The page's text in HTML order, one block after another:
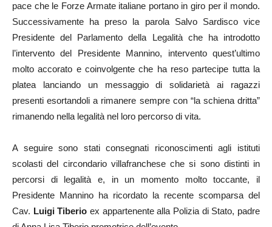
pace che le Forze Armate italiane portano in giro per il mondo.
Successivamente ha preso la parola Salvo Sardisco vice
Presidente del Parlamento della Legalità che ha introdotto
l’intervento del Presidente Mannino, intervento quest’ultimo
molto accorato e coinvolgente che ha reso partecipe tutta la
platea lanciando un messaggio di solidarietà ai ragazzi
presenti esortandoli a rimanere sempre con “la schiena dritta”
rimanendo nella legalità nel loro percorso di vita.
A seguire sono stati consegnati riconoscimenti agli istituti
scolasti del circondario villafranchese che si sono distinti in
percorsi di legalità e, in un momento molto toccante, il
Presidente Mannino ha ricordato la recente scomparsa del
Cav. Luigi Tiberio ex appartenente alla Polizia di Stato, padre